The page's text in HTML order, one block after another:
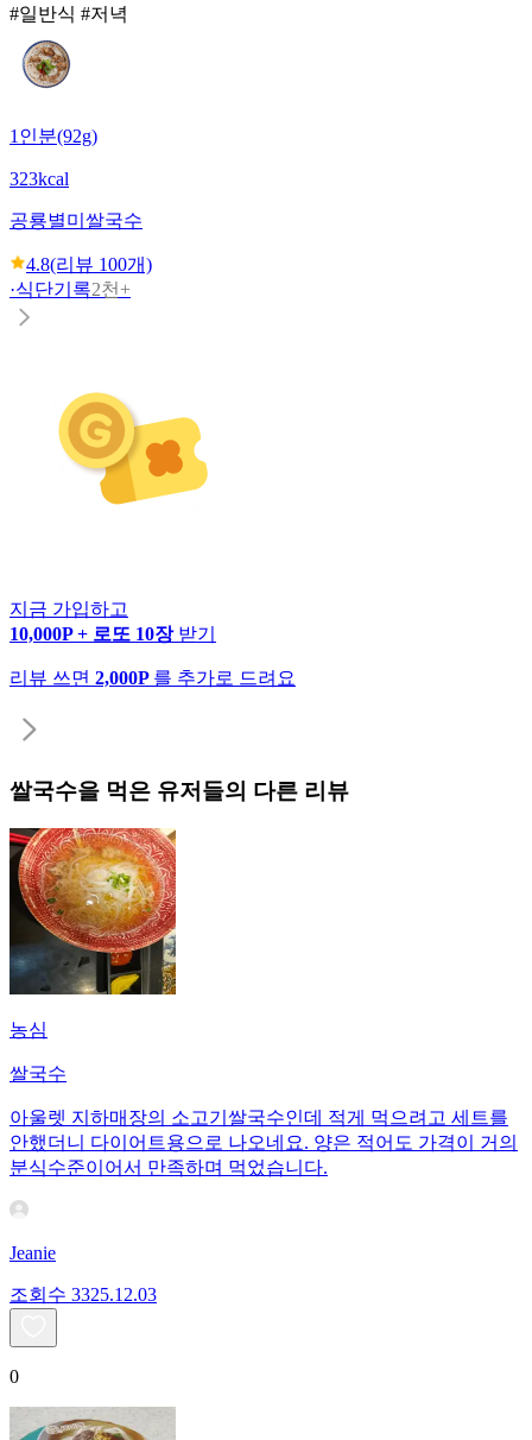
#일반식 #저녁
1인분(92g)
323kcal
공룡별미 쌀국수
4.8(리뷰 100개)
·식단기록2천+
지금 가입하고
10,000P + 로또 10장 받기
리뷰 쓰면 2,000P 를 추가로 드려요
쌀국수을 먹은 유저들의 다른 리뷰
농심
쌀국수
아울렛 지하매장의 소고기쌀국수인데 적게 먹으려고 세트를
안했더니 다이어트용으로 나오네요. 양은 적어도 가격이 거의
분식수준이어서 만족하며 먹었습니다.
Jeanie
조회수 3325.12.03
0